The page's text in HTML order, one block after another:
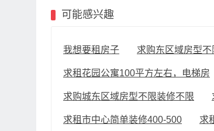
可能感兴趣
我想要租房子 求购东区域房型
求租花园公寓100平方左右，电梯房
求购城东区域房型不限装修不限
求租市中心简单装修400-500 求